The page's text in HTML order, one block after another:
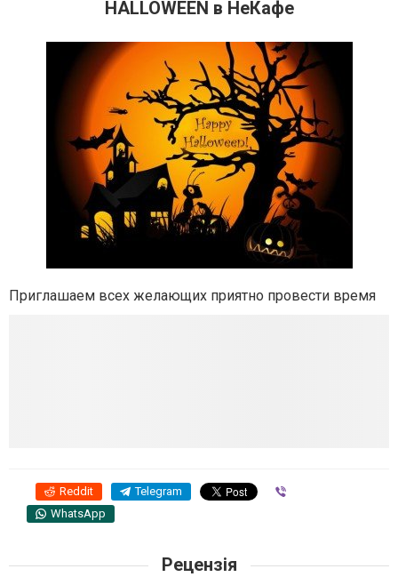
HALLOWEEN в НеКафе
Приглашаем всех желающих приятно провести время
Reddit Telegram
WhatsApp
Рецензія